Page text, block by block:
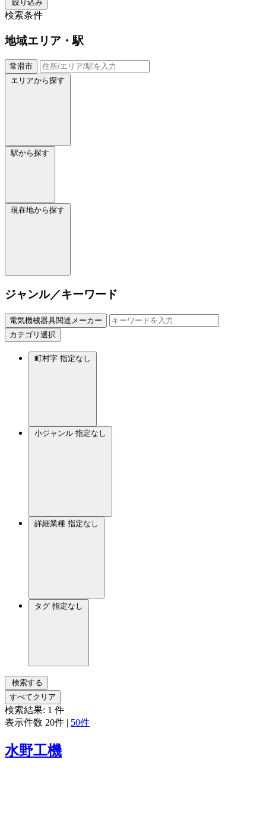
絞り込み
検索条件
地域エリア・駅
常滑市
エリアから探す
駅から探す
現在地から探す
ジャンル／キーワード
電気機械器具関連メーカー
カテゴリ選択
町村字 指定なし
小ジャンル 指定なし
詳細業種 指定なし
タグ 指定なし
検索する
すべてクリア
検索結果: 1 件
表示件数 20件 | 50件
水野工機